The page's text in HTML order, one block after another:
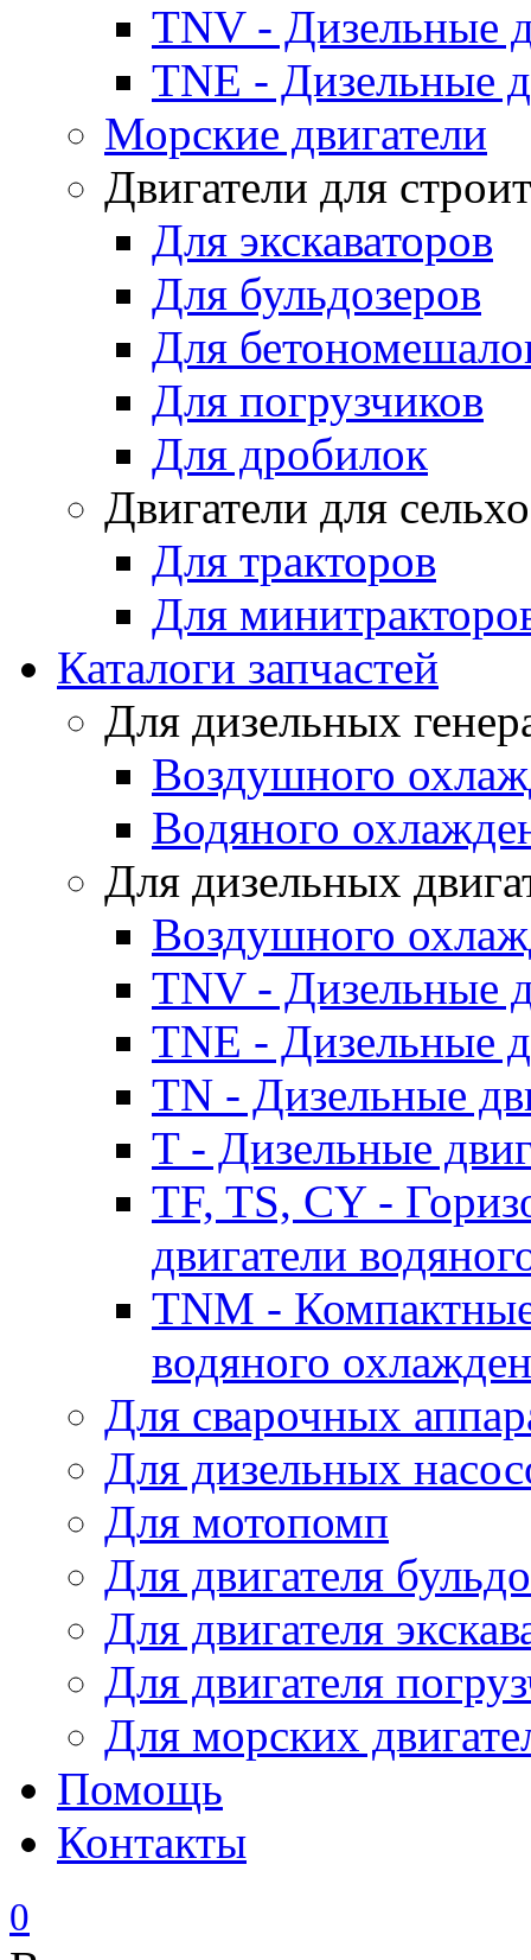
TNV - Дизельные
TNE - Дизельные
Морские двигатели
Двигатели для
Для экскаваторов
Для бульдозеров
Для
Для погрузчиков
Для дробилок
Двигатели для
Для тракторов
Для
Каталоги запчастей
Для дизельных
Воздушного
Водяного
Для дизельных
Воздушного
TNV - Дизельные
TNE - Дизельные
TN - Дизельные
T - Дизельные
TF, TS, CY -
двигатели
TNM -
водяного
Для сварочных
Для дизельных
Для мотопомп
Для двигателя
Для двигателя
Для двигателя
Для морских
Помощь
Контакты
0